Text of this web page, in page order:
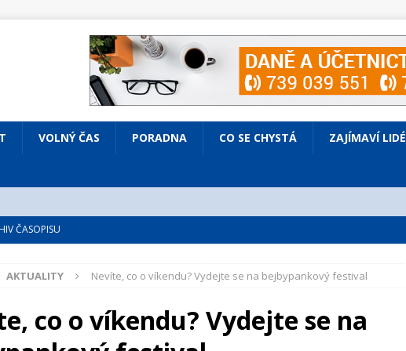
VOLNÝ ČAS PORADNA CO SE CHYSTÁ ZAJÍMAVÍ LIDÉ
ČASOPISU
VOLNÝ ČAS
Prodaná nevěsta
ve Všenorech
AKTUALITY Nevíte, co o víkendu? Vydejte se na bejbypankový festival
co o víkendu? Vydejte se na